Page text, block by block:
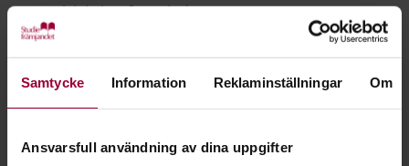
Samtycke Information Reklaminställningar Om
Ansvarsfull användning av dina uppgifter
projektledare Centralen)
Kunskapsunderlag om segregation i Finspångs
kommun efter kartläggning genom Delmos projekt
2021/22
(Urban & Utveckling)
Vad hindrar skolbarn i Sverige från att vara i skolan?
Kulturkartan – är Sverige verkligen landet lagom?